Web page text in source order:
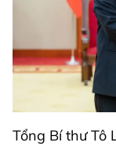
Tổng Bí thư Tô